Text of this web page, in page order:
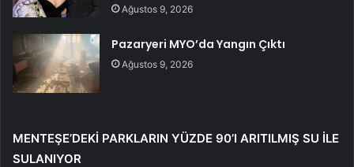
Ağustos 9, 2026
Pazaryeri MYO’da Yangın Çıktı
Ağustos 9, 2026
MENTEŞE’DEKİ PARKLARIN YÜZDE 90’I ARITILMIŞ SU İLE
SULANIYOR